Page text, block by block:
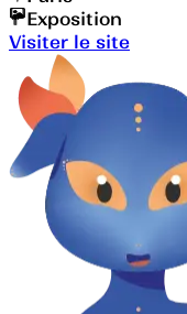
Exposition
Visiter le site